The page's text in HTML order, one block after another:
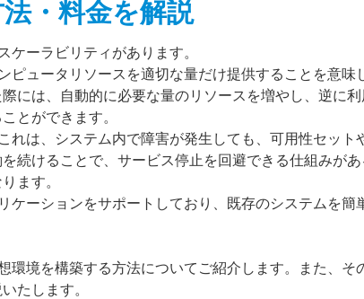
・料金を解説
ーラビリティがあります。
ピュータリソースを適切な量だけ提供することを意味
には、自動的に必要な量のリソースを増やし、逆に利
とができます。
れは、システム内で障害が発生しても、可用性セット
続けることで、サービス停止を回避できる仕組みがあ
ます。
ケーションをサポートしており、既存のシステムを簡
環境を構築する方法についてご紹介します。また、そ
たします。